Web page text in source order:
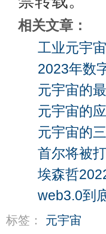
相关文章：
工业元宇
2023年数
元宇宙的
元宇宙的
元宇宙的
首尔将被
埃森哲
web3.0到
标签： 元宇宙